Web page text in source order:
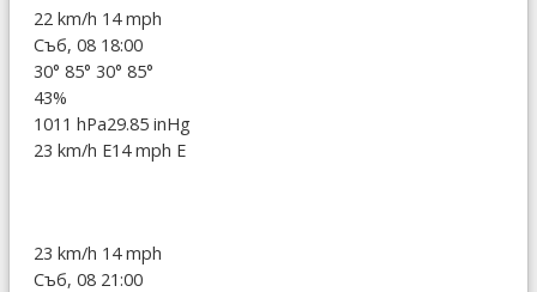
22 km/h 14 mph
Съб, 08 18:00
30° 85° 30° 85°
43%
1011 hPa29.85 inHg
23 km/h E14 mph E
23 km/h 14 mph
Съб, 08 21:00